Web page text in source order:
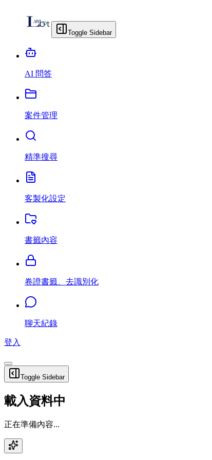
Toggle Sidebar
AI 問答
案件管理
精準搜尋
客製化設定
書籤內容
卷證書籤、去識別化
聊天紀錄
登入
Toggle Sidebar
載入資料中
正在準備內容...